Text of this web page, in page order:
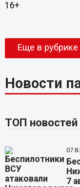
16+
Еще в рубрике
Новости
ТОП новостей
7